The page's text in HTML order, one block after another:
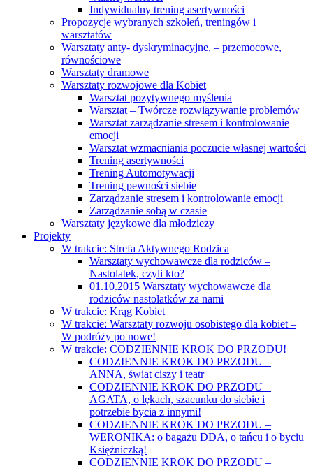
Indywidualny trening asertywności
Propozycje wybranych szkoleń, treningów i
warsztatów
Warsztaty anty- dyskryminacyjne, – przemocowe,
równościowe
Warsztaty dramowe
Warsztaty rozwojowe dla Kobiet
Warsztat pozytywnego myślenia
Warsztat – Twórcze rozwiązywanie problemów
Warsztat zarządzanie stresem i kontrolowanie
emocji
Warsztat wzmacniania poczucie własnej wartości
Trening asertywności
Trening Automotywacji
Trening pewności siebie
Zarządzanie stresem i kontrolowanie emocji
Zarządzanie sobą w czasie
Warsztaty językowe dla młodziezy
Projekty
W trakcie: Strefa Aktywnego Rodzica
Warsztaty wychowawcze dla rodziców –
Nastolatek, czyli kto?
01.10.2015 Warsztaty wychowawcze dla
rodziców nastolatków za nami
W trakcie: Krąg Kobiet
W trakcie: Warsztaty rozwoju osobistego dla kobiet –
W podróży po nowe!
W trakcie: CODZIENNIE KROK DO PRZODU!
CODZIENNIE KROK DO PRZODU –
ANNA, świat ciszy i teatr
CODZIENNIE KROK DO PRZODU –
AGATA, o lękach, szacunku do siebie i
potrzebie bycia z innymi!
CODZIENNIE KROK DO PRZODU –
WERONIKA: o bagażu DDA, o tańcu i o byciu
Księżniczką!
CODZIENNIE KROK DO PRZODU –